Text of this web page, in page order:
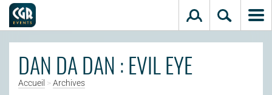
DAN DA DAN : EVIL EYE
Accueil >Archives